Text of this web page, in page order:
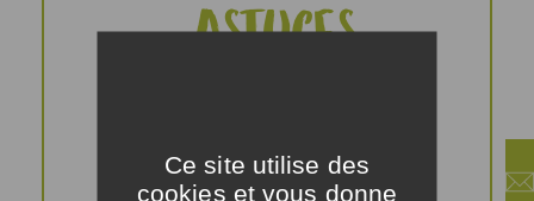
Astuces
chou-fleur, chou-fleur
Ce site utilise des
cookies et vous donne